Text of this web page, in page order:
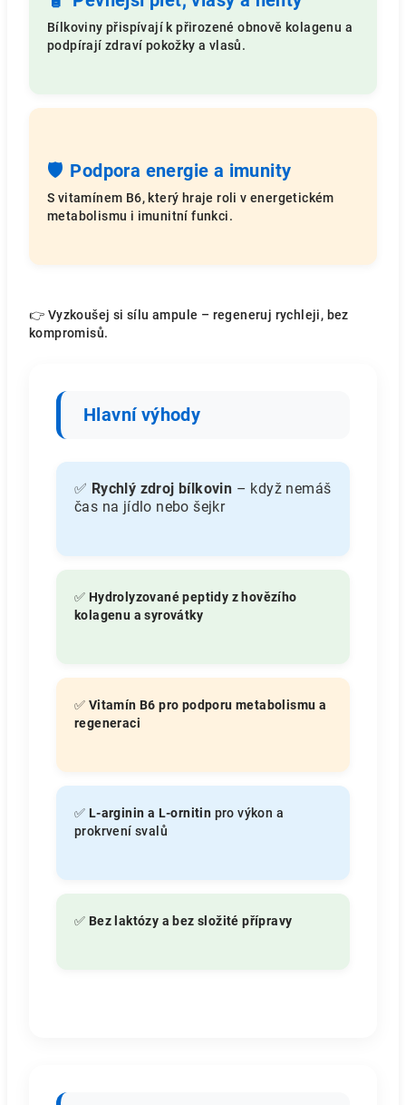
Bílkoviny přispívají k přirozené obnově kolagenu a
podpírají zdraví pokožky a vlasů.
🛡️ Podpora energie a imunity
S vitamínem B6, který hraje roli v energetickém
metabolismu i imunitní funkci.
👉 Vyzkoušej si sílu ampule – regeneruj rychleji, bez
kompromisů.
Hlavní výhody
✅ Rychlý zdroj bílkovin – když nemáš
čas na jídlo nebo šejkr
✅ Hydrolyzované peptidy z hovězího
kolagenu a syrovátky
✅ Vitamín B6 pro podporu metabolismu a
regeneraci
✅ L-arginin a L-ornitin pro výkon a
prokrvení svalů
✅ Bez laktózy a bez složité přípravy